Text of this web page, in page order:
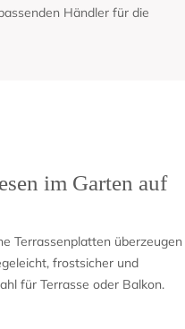
Händler für die
im Garten auf
Terrassenplatten überzeugen
frostsicher und
für Terrasse oder Balkon.